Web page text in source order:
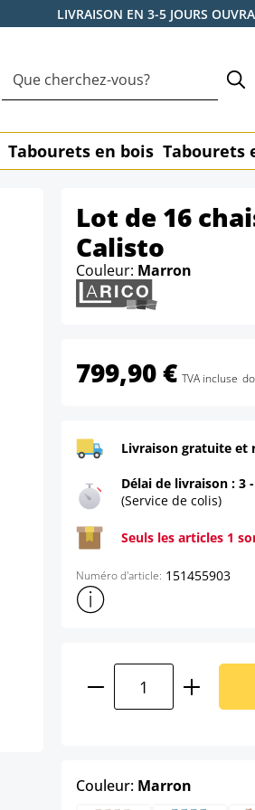
LIVRAISON EN 3-5 JOURS
Tabourets en bois Tabourets
Lot de 16
Calisto
Couleur: Marron
799,90 € TVA incluse
Livraison gratuite et
Délai de livraison : 3
(Service de colis)
Seuls les articles 1
Numéro d'article: 151455903
Afficher plus d'informations
Quantité de
Couleur: Marron